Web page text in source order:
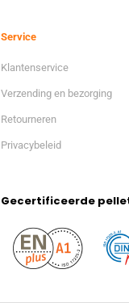
Service
Klantenservice
Verzending en bezorging
Retourneren
Privacybeleid
Gecertificeerde